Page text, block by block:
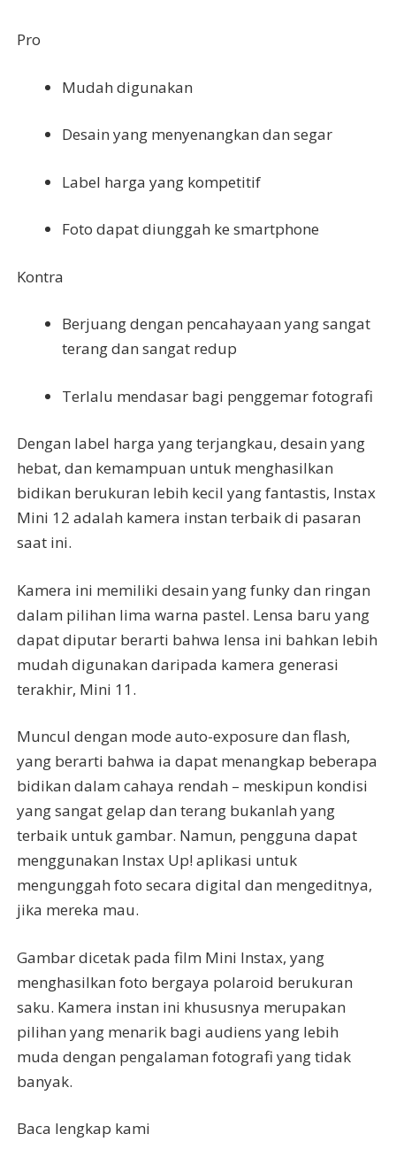
Pro
Mudah digunakan
Desain yang menyenangkan dan segar
Label harga yang kompetitif
Foto dapat diunggah ke smartphone
Kontra
Berjuang dengan pencahayaan yang sangat
terang dan sangat redup
Terlalu mendasar bagi penggemar fotografi
Dengan label harga yang terjangkau, desain yang
hebat, dan kemampuan untuk menghasilkan
bidikan berukuran lebih kecil yang fantastis, Instax
Mini 12 adalah kamera instan terbaik di pasaran
saat ini.
Kamera ini memiliki desain yang funky dan ringan
dalam pilihan lima warna pastel. Lensa baru yang
dapat diputar berarti bahwa lensa ini bahkan lebih
mudah digunakan daripada kamera generasi
terakhir, Mini 11.
Muncul dengan mode auto-exposure dan flash,
yang berarti bahwa ia dapat menangkap beberapa
bidikan dalam cahaya rendah – meskipun kondisi
yang sangat gelap dan terang bukanlah yang
terbaik untuk gambar. Namun, pengguna dapat
menggunakan Instax Up! aplikasi untuk
mengunggah foto secara digital dan mengeditnya,
jika mereka mau.
Gambar dicetak pada film Mini Instax, yang
menghasilkan foto bergaya polaroid berukuran
saku. Kamera instan ini khususnya merupakan
pilihan yang menarik bagi audiens yang lebih
muda dengan pengalaman fotografi yang tidak
banyak.
Baca lengkap kami